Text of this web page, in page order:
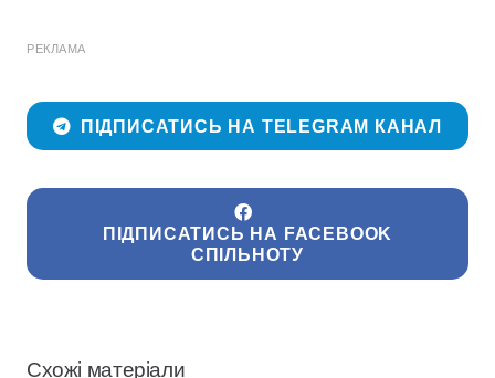
РЕКЛАМА
ПІДПИСАТИСЬ НА TELEGRAM КАНАЛ
ПІДПИСАТИСЬ НА FACEBOOK
СПІЛЬНОТУ
Схожі матеріали